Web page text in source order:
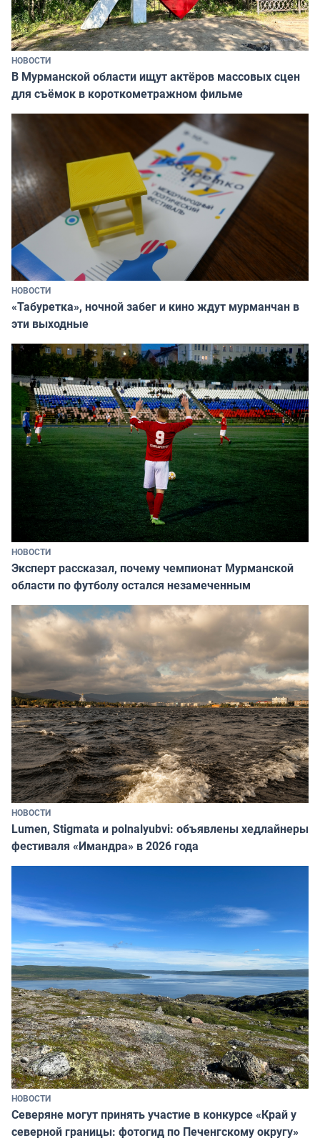
НОВОСТИ
В Мурманской области ищут актёров массовых сцен
для съёмок в короткометражном фильме
НОВОСТИ
«Табуретка», ночной забег и кино ждут мурманчан в
эти выходные
НОВОСТИ
Эксперт рассказал, почему чемпионат Мурманской
области по футболу остался незамеченным
НОВОСТИ
Lumen, Stigmata и polnalyubvi: объявлены хедлайнеры
фестиваля «Имандра» в 2026 года
НОВОСТИ
Северяне могут принять участие в конкурсе «Край у
северной границы: фотогид по Печенгскому округу»